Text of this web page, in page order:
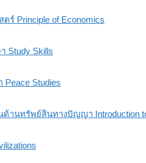
ร์ Principle of Economics
Study Skills
Studies
ด้านทรัพย์สินทางปัญญา Introduction